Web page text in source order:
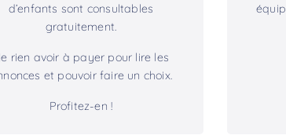
d’enfants sont consultables
gratuitement.
rien avoir à payer pour lire les
et pouvoir faire un choix.
Profitez-en !